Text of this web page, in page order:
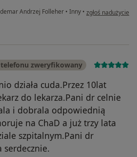
Andrzej Folleher • Inny • w opinii
zgłoś nadużycie
zweryfikowany
działa cuda.Przez 10lat
do lekarza.Pani dr celnie
i dobrala odpowiednią
na ChaD a już trzy lata
szpitalnym.Pani dr
serdecznie.